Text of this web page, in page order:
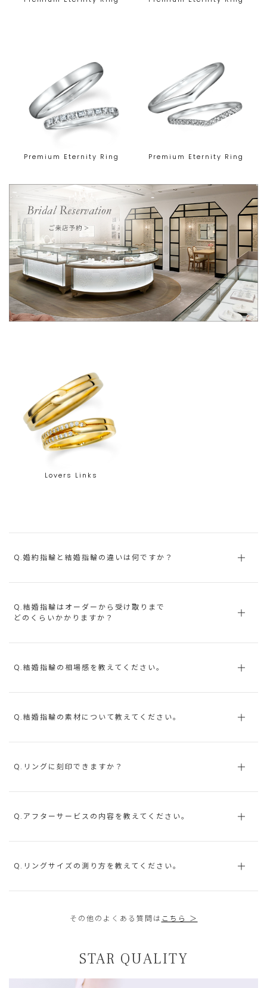
Premium Eternity Ring Premium Eternity Ring
Lovers Links
Q.婚約指輪と結婚指輪の違いは何ですか？
Q.結婚指輪はオーダーから受け取りまで
どのくらいかかりますか？
Q.結婚指輪の相場感を教えてください。
Q.結婚指輪の素材について教えてください。
Q.リングに刻印できますか？
Q.アフターサービスの内容を教えてください。
Q.リングサイズの測り方を教えてください。
その他のよくある質問は こちら ＞
STAR QUALITY